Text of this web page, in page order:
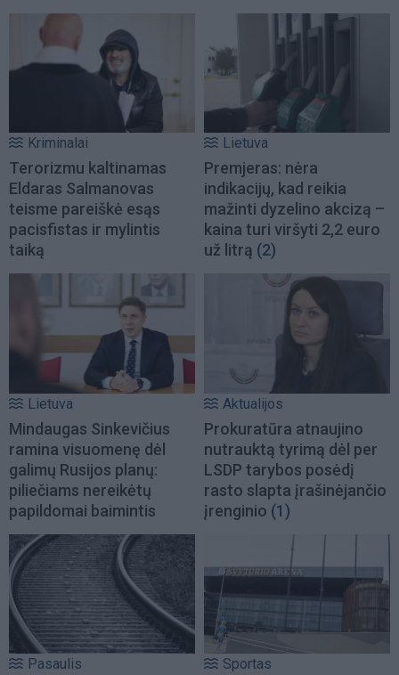
Kriminalai
Terorizmu kaltinamas
Eldaras Salmanovas
teisme pareiškė esąs
pacisfistas ir mylintis
taiką
Lietuva
Premjeras: nėra
indikacijų, kad reikia
mažinti dyzelino akcizą –
kaina turi viršyti 2,2 euro
už litrą (2)
Lietuva
Mindaugas Sinkevičius
ramina visuomenę dėl
galimų Rusijos planų:
piliečiams nereikėtų
papildomai baimintis
Aktualijos
Prokuratūra atnaujino
nutrauktą tyrimą dėl per
LSDP tarybos posėdį
rasto slapta įrašinėjančio
įrenginio (1)
Pasaulis Sportas